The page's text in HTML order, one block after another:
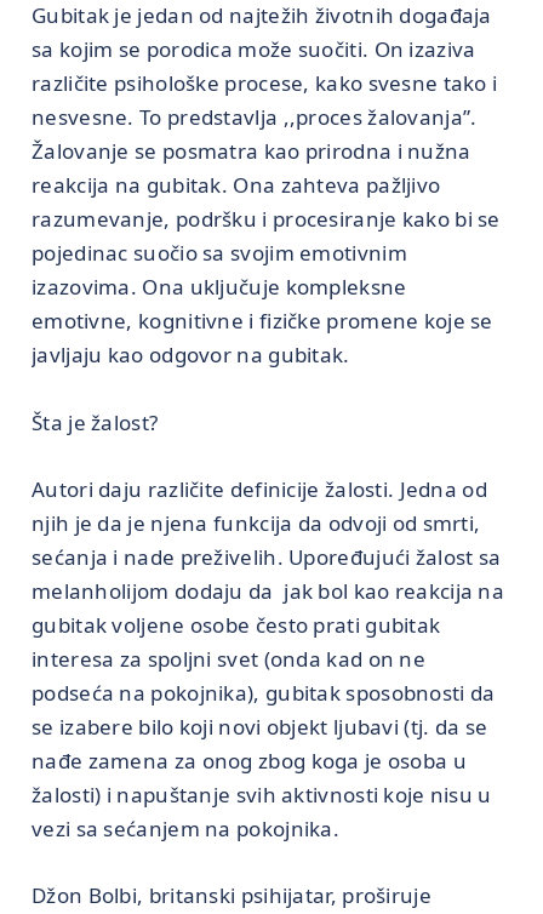
Gubitak je jedan od najtežih životnih događaja
sa kojim se porodica može suočiti. On izaziva
različite psihološke procese, kako svesne tako i
nesvesne. To predstavlja ,,proces žalovanja”.
Žalovanje se posmatra kao prirodna i nužna
reakcija na gubitak. Ona zahteva pažljivo
razumevanje, podršku i procesiranje kako bi se
pojedinac suočio sa svojim emotivnim
izazovima. Ona uključuje kompleksne
emotivne, kognitivne i fizičke promene koje se
javljaju kao odgovor na gubitak.
Šta je žalost?
Autori daju različite definicije žalosti. Jedna od
njih je da je njena funkcija da odvoji od smrti,
sećanja i nade preživelih. Upoređujući žalost sa
melanholijom dodaju da jak bol kao reakcija na
gubitak voljene osobe često prati gubitak
interesa za spoljni svet (onda kad on ne
podseća na pokojnika), gubitak sposobnosti da
se izabere bilo koji novi objekt ljubavi (tj. da se
nađe zamena za onog zbog koga je osoba u
žalosti) i napuštanje svih aktivnosti koje nisu u
vezi sa sećanjem na pokojnika.
Džon Bolbi, britanski psihijatar, proširuje